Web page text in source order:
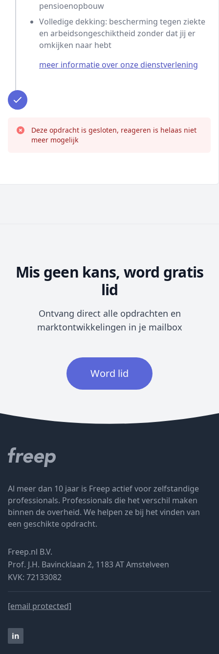
pensioenopbouw
Volledige dekking: bescherming tegen ziekte
en arbeidsongeschiktheid zonder dat jij er
omkijken naar hebt
meer informatie over onze dienstverlening
Deze opdracht is gesloten, reageren is helaas niet
meer mogelijk
Mis geen kans, word gratis
lid
Ontvang direct alle opdrachten en
marktontwikkelingen in je mailbox
Word lid
Al meer dan 10 jaar is Freep actief voor zelfstandige
professionals. Professionals die het verschil maken
binnen de overheid. We helpen ze bij het vinden van
een geschikte opdracht.
Freep.nl B.V.
Prof. J.H. Bavincklaan 2, 1183 AT Amstelveen
KVK: 72133082
[email protected]
in